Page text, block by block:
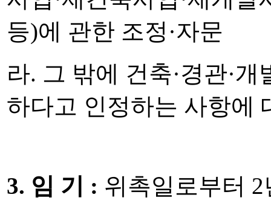
등)에 관한 조정·자문
라. 그 밖에 건축·경관·
하다고 인정하는 사항에
3. 임 기 : 위촉일로부터